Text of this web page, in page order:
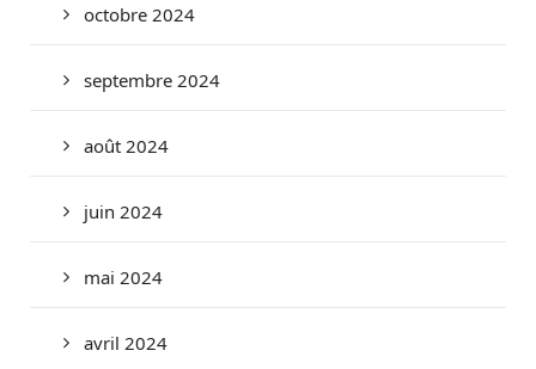
octobre 2024
septembre 2024
août 2024
juin 2024
mai 2024
avril 2024